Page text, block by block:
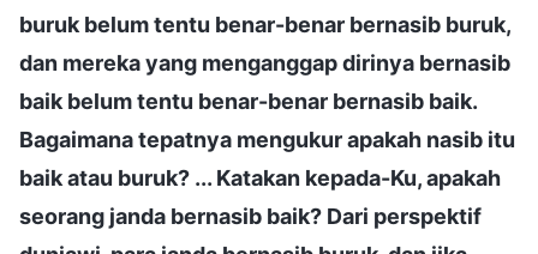
buruk belum tentu benar-benar bernasib buruk,
dan mereka yang menganggap dirinya bernasib
baik belum tentu benar-benar bernasib baik.
Bagaimana tepatnya mengukur apakah nasib itu
baik atau buruk? ... Katakan kepada-Ku, apakah
seorang janda bernasib baik? Dari perspektif